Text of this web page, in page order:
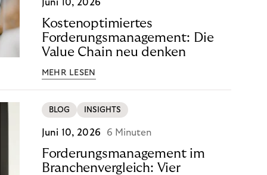
Juni 10, 2026
Kostenoptimiertes
Forderungsmanagement: Die
Value Chain neu denken
MEHR LESEN
BLOG INSIGHTS
Juni 10, 2026 6 Minuten
Forderungsmanagement im
Branchenvergleich: Vier